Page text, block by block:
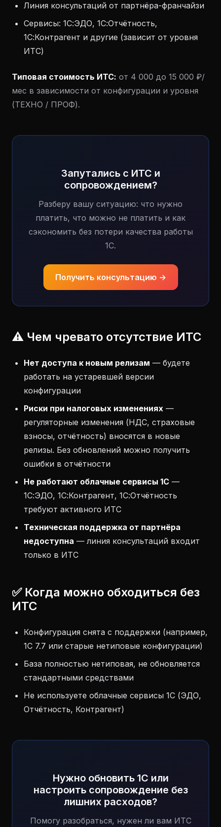
Линия консультаций от партнёра-франчайзи
Сервисы: 1С:ЭДО, 1С:Отчётность,
1С:Контрагент и другие (зависит от уровня
ИТС)
Типовая стоимость ИТС: от 4 000 до 15 000 ₽/
мес в зависимости от конфигурации и уровня
(ТЕХНО / ПРОФ).
Запутались с ИТС и
сопровождением?
Разберу вашу ситуацию: что нужно
платить, что можно не платить и как
сэкономить без потери качества работы
1С.
Получить консультацию →
⚠️ Чем чревато отсутствие ИТС
Нет доступа к новым релизам — будете
работать на устаревшей версии
конфигурации
Риски при налоговых изменениях —
регуляторные изменения (НДС, страховые
взносы, отчётность) вносятся в новые
релизы. Без обновлений можно получить
ошибки в отчётности
Не работают облачные сервисы 1С —
1С:ЭДО, 1С:Контрагент, 1С:Отчётность
требуют активного ИТС
Техническая поддержка от партнёра
недоступна — линия консультаций входит
только в ИТС
✅ Когда можно обходиться без
ИТС
Конфигурация снята с поддержки (например,
1С 7.7 или старые нетиповые конфигурации)
База полностью нетиповая, не обновляется
стандартными средствами
Не используете облачные сервисы 1С (ЭДО,
Отчётность, Контрагент)
Нужно обновить 1С или
настроить сопровождение без
лишних расходов?
Помогу разобраться, нужен ли вам ИТС